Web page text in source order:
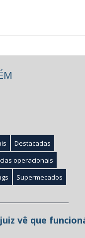
Destacadas
operacionais
Supermecados
vê que